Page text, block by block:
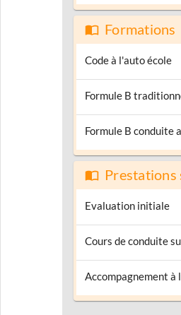
Formations
Code à l'auto école
Formule B
Formule B conduite
Prestations
Evaluation initiale
Cours de conduite
Accompagnement à